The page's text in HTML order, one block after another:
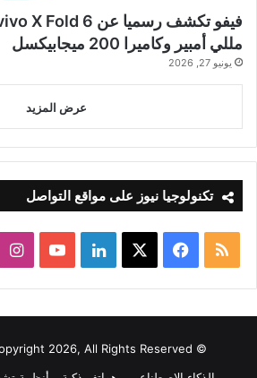
مللي أمبير وكاميرا 200 ميجابيكسل
يونيو 27, 2026
عرض المزيد
تكنولوجيا نيوز على مواقع التواصل
ملخص
الموقع
RSS
فيسبوك لينكدإن
© Copyright 2026, All Rights Reserved |